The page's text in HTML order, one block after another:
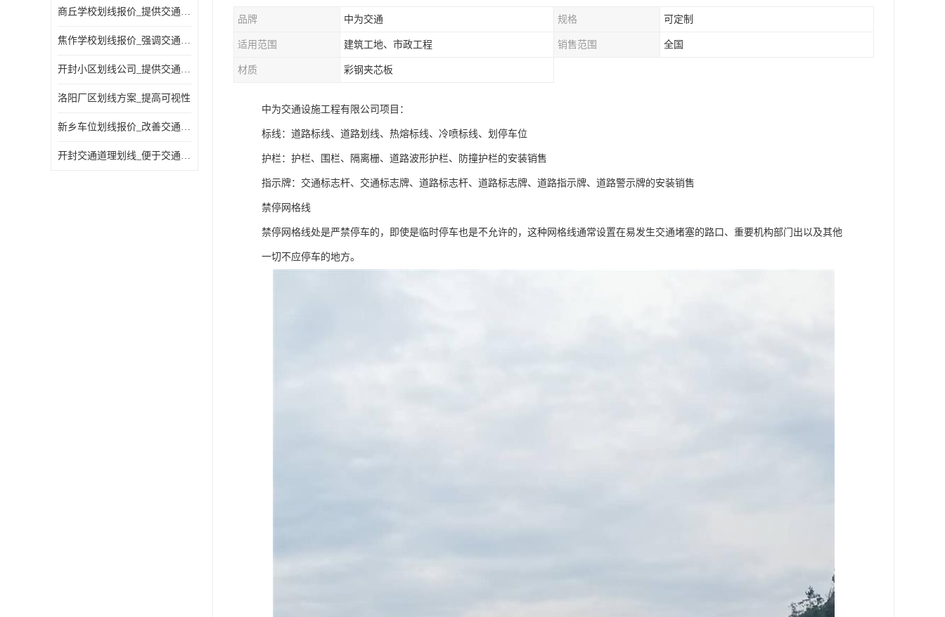
商丘学校划线报价_提供交通信息
焦作学校划线报价_强调交通规则
开封小区划线公司_提供交通信息
洛阳厂区划线方案_提高可视性
新乡车位划线报价_改善交通效率
开封交通道理划线_便于交通管理
品牌 中为交通 规格 可定制
适用范围 建筑工地、市政工程 销售范围 全国
材质 彩钢夹芯板
中为交通设施工程有限公司项目：
标线：道路标线、道路划线、热熔标线、冷喷标线、划停车位
护栏：护栏、围栏、隔离栅、道路波形护栏、防撞护栏的安装销售
指示牌：交通标志杆、交通标志牌、道路标志杆、道路标志牌、道路指示牌、道路警示牌的安装销售
禁停网格线
禁停网格线处是严禁停车的，即使是临时停车也是不允许的，这种网格线通常设置在易发生交通堵塞的路口、重要机构部门出以及其他
一切不应停车的地方。